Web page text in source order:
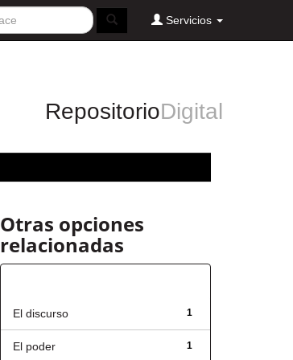
Servicios
RepositorioDigital
Otras opciones
relacionadas
1
El discurso
1
El poder